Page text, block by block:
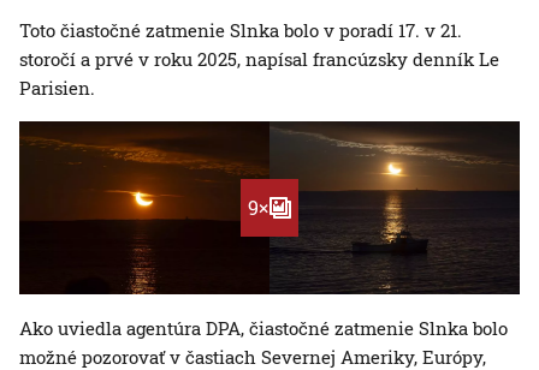
Toto čiastočné zatmenie Slnka bolo v poradí 17. v 21.
storočí a prvé v roku 2025, napísal francúzsky denník Le
Parisien.
9×
Ako uviedla agentúra DPA, čiastočné zatmenie Slnka bolo
možné pozorovať v častiach Severnej Ameriky, Európy,